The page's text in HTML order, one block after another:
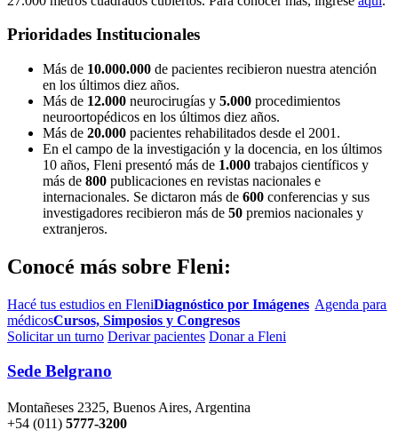
Prioridades Institucionales
Más de 10.000.000 de pacientes recibieron nuestra atención
en los últimos diez años.
Más de 12.000 neurocirugías y 5.000 procedimientos
neuroortopédicos en los últimos diez años.
Más de 20.000 pacientes rehabilitados desde el 2001.
En el campo de la investigación y la docencia, en los últimos
10 años, Fleni presentó más de 1.000 trabajos científicos y
más de 800 publicaciones en revistas nacionales e
internacionales. Se dictaron más de 600 conferencias y sus
investigadores recibieron más de 50 premios nacionales y
extranjeros.
Conocé más sobre Fleni:
Hacé tus estudios en FleniDiagnóstico por Imágenes Agenda para
médicosCursos, Simposios y Congresos
Solicitar un turno Derivar pacientes Donar a Fleni
Sede Belgrano
Montañeses 2325, Buenos Aires, Argentina
+54 (011) 5777-3200